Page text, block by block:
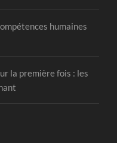
humaines
la première fois : les